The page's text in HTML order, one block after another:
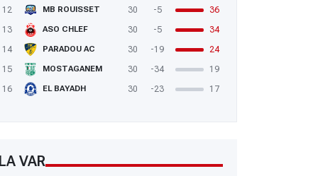
12
MB ROUISSET 30 -5
36
13
ASO CHLEF 30 -5
34
14
PARADOU AC 30 -19
24
15
MOSTAGANEM 30 -34
19
16
EL BAYADH 30 -23 17
VAR